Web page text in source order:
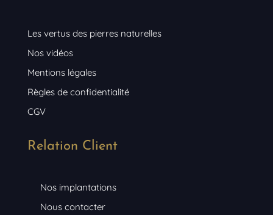
Les vertus des pierres naturelles
Nos vidéos
Mentions légales
Règles de confidentialité
CGV
Relation Client
Nos implantations
Nous contacter